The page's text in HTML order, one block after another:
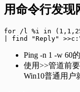
用命令行发现
for /l %i in
| find "Reply"
Ping -n 1 -w 60
使用>>管道前
Win10普通用户